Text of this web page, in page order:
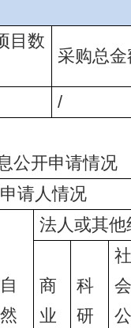
目数
采购总金
/
公开申请情况
申请人情况
自
然
法人或其他
商
业
科
研